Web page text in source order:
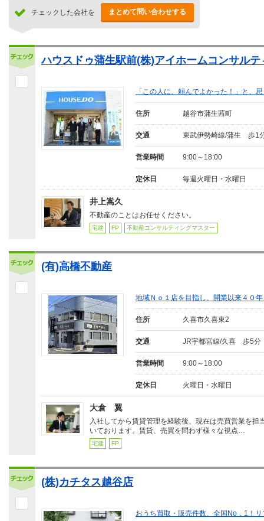
チェックした会社を まとめて問い合わせする
ハウスドゥ蒲生駅前(株)アイホームコンサルテ
「この人に、頼んでよかった！」と、
住所 越谷市蒲生茜町
交通 東武伊勢崎線/蒲生 歩1
営業時間 9:00～18:00
定休日 毎週火曜日・水曜日
井上嵩久
不動産のことはお任せください。
宅建 FP 不動産コンサルティングマスター
(有)高橋不動産
地域Ｎｏ１店を目指し、開業以来４０
住所 久喜市久喜東2
交通 JR宇都宮線/久喜 歩5分
営業時間 9:00～18:00
定休日 火曜日・水曜日
大倉 翼
入社してから賃貸管理を経験後、現在は売買営業を担
いております。賃貸、売買を問わず様々な視点…
宅建 FP
(株)カチタス越谷店
おうち買取・販売件数、全国No．1！